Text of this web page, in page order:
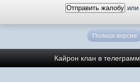
или
Полная версия
Кайрон клан в телеграмм